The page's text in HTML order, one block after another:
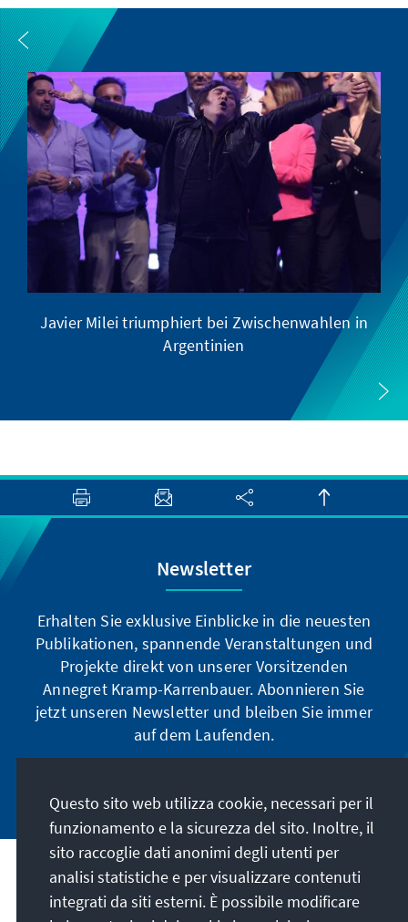
Javier Milei triumphiert bei Zwischenwahlen in
Argentinien
Newsletter
Erhalten Sie exklusive Einblicke in die neuesten
Publikationen, spannende Veranstaltungen und
Projekte direkt von unserer Vorsitzenden
Annegret Kramp-Karrenbauer. Abonnieren Sie
jetzt unseren Newsletter und bleiben Sie immer
auf dem Laufenden.
La nostra missione
Questo sito web utilizza cookie, necessari per il
funzionamento e la sicurezza del sito. Inoltre, il
sito raccoglie dati anonimi degli utenti per
analisi statistiche e per visualizzare contenuti
integrati da siti esterni. È possibile modificare